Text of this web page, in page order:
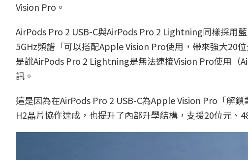
Vision Pro。
AirPods Pro 2 USB-C與AirPods Pro 2 Lightning同樣採用
5GHz頻譜「可以搭配Apple Vision Pro使用，帶來強大20
是說AirPods Pro 2 Lightning是無法連接Vision Pro使用（
訊。
這是因為在AirPods Pro 2 USB-C為Apple Vision Pro「解
H2晶片協作達成，也提升了內部升學結構，支援20位元、